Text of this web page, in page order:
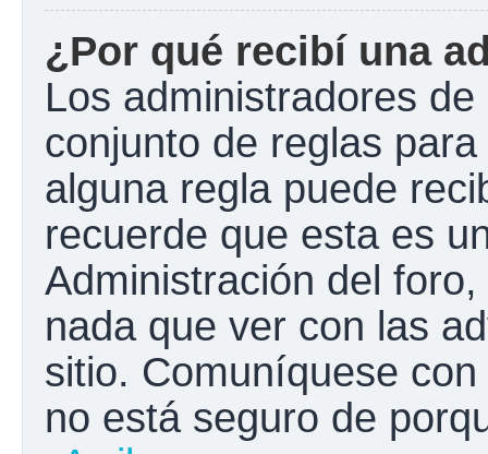
¿Por qué recibí una
Los administradores
conjunto de reglas
alguna regla puede
recuerde que esta es
Administración del
nada que ver con las
sitio. Comuníquese
no está seguro de